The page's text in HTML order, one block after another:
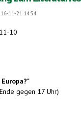
11-21 14:54
10
gegen 17 Uhr)